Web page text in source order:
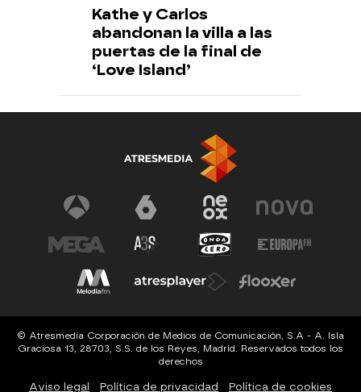
Kathe y Carlos
abandonan la villa a las
puertas de la final de
‘Love Island’
© Atresmedia Corporación de Medios de Comunicación, S.A - A. Isla
Graciosa 13, 28703, S.S. de los Reyes, Madrid. Reservados todos los
derechos
Aviso legal Política de privacidad Política de cookies